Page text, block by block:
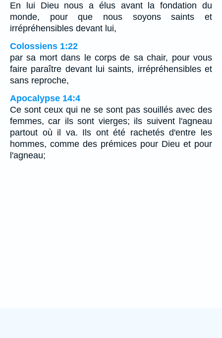
En lui Dieu nous a élus avant la fondation du
monde, pour que nous soyons saints et
irrépréhensibles devant lui,
Colossiens 1:22
par sa mort dans le corps de sa chair, pour vous
faire paraître devant lui saints, irrépréhensibles et
sans reproche,
Apocalypse 14:4
Ce sont ceux qui ne se sont pas souillés avec des
femmes, car ils sont vierges; ils suivent l'agneau
partout où il va. Ils ont été rachetés d'entre les
hommes, comme des prémices pour Dieu et pour
l'agneau;